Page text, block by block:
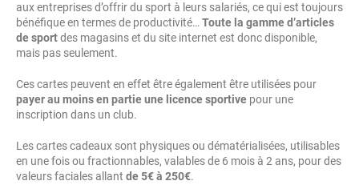
aux entreprises d’offrir du sport à leurs salariés, ce qui est toujours
bénéfique en termes de productivité…Toute la gamme d’articles
de sportdes magasins et du site internet est donc disponible,
mais pas seulement.
Ces cartes peuvent en effet être également être utilisées pour
payer au moins en partie une licence sportive pour une
inscription dans un club.
Les cartes cadeaux sont physiques ou dématérialisées, utilisables
en une fois ou fractionnables, valables de 6 mois à 2 ans, pour des
valeurs faciales allant de 5€ à 250€.